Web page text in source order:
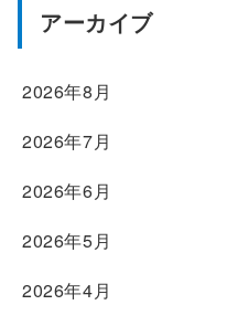
アーカイブ
2026年8月
2026年7月
2026年6月
2026年5月
2026年4月